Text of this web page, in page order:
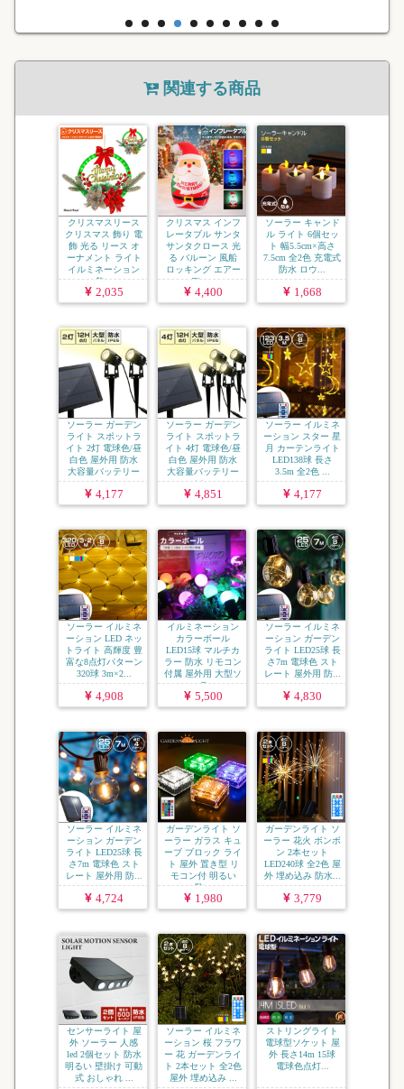
関連する商品
クリスマスリース
クリスマス 飾り 電
飾 光る リース オ
ーナメント ライト
イルミネーション
飾...
2,035
クリスマス インフ
レータブル サンタ
サンタクロース 光
る バルーン 風船
ロッキング エアー
ディ...
4,400
ソーラー キャンド
ル ライト 6個セッ
ト 幅5.5cm×高さ
7.5cm 全2色 充電式
防水 ロウ...
1,668
ソーラー ガーデン
ライト スポットラ
イト 2灯 電球色/昼
白色 屋外用 防水
大容量バッテリー
ソ...
4,177
ソーラー ガーデン
ライト スポットラ
イト 4灯 電球色/昼
白色 屋外用 防水
大容量バッテリー
ソ...
4,851
ソーラー イルミネ
ーション スター 星
月 カーテンライト
LED138球 長さ
3.5m 全2色 ...
4,177
ソーラー イルミネ
ーション LED ネッ
トライト 高輝度 豊
富な8点灯パターン
320球 3m×2...
4,908
イルミネーション
カラーボール
LED15球 マルチカ
ラー 防水 リモコン
付属 屋外用 大型ソ
ーラ...
5,500
ソーラー イルミネ
ーション ガーデン
ライト LED25球 長
さ7m 電球色 スト
レート 屋外用 防...
4,830
ソーラー イルミネ
ーション ガーデン
ライト LED25球 長
さ7m 電球色 スト
レート 屋外用 防...
4,724
ガーデンライト ソ
ーラー ガラス キュ
ーブ ブロック ライ
ト 屋外 置き型 リ
モコン付 明るい
防...
1,980
ガーデンライト ソ
ーラー 花火 ボンボ
ン 2本セット
LED240球 全2色 屋
外 埋め込み 防水...
3,779
センサーライト 屋
外 ソーラー 人感
led 2個セット 防水
明るい 壁掛け 可動
式 おしゃれ ...
ソーラー イルミネ
ーション 桜 フラワ
ー 花 ガーデンライ
ト 2本セット 全2色
屋外 埋め込み ...
ストリングライト
電球型ソケット 屋
外 長さ14m 15球
電球色点灯...